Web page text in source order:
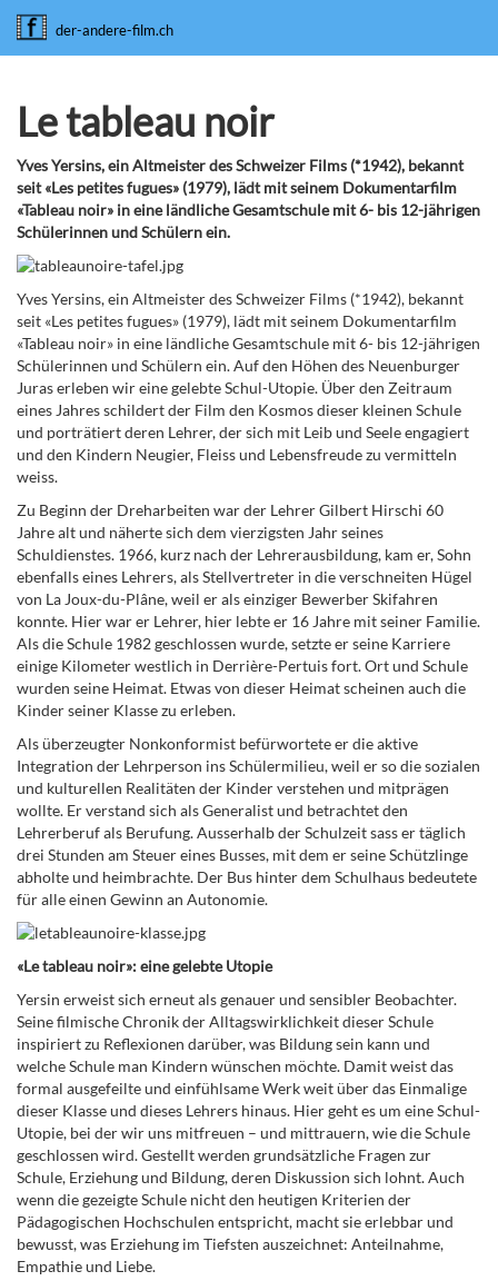
der-andere-film.ch
Le tableau noir
Yves Yersins, ein Altmeister des Schweizer Films (*1942), bekannt
seit «Les petites fugues» (1979), lädt mit seinem Dokumentarfilm
«Tableau noir» in eine ländliche Gesamtschule mit 6- bis 12-jährigen
Schülerinnen und Schülern ein.
Yves Yersins, ein Altmeister des Schweizer Films (*1942), bekannt
seit «Les petites fugues» (1979), lädt mit seinem Dokumentarfilm
«Tableau noir» in eine ländliche Gesamtschule mit 6- bis 12-jährigen
Schülerinnen und Schülern ein. Auf den Höhen des Neuenburger
Juras erleben wir eine gelebte Schul-Utopie. Über den Zeitraum
eines Jahres schildert der Film den Kosmos dieser kleinen Schule
und porträtiert deren Lehrer, der sich mit Leib und Seele engagiert
und den Kindern Neugier, Fleiss und Lebensfreude zu vermitteln
weiss.
Zu Beginn der Dreharbeiten war der Lehrer Gilbert Hirschi 60
Jahre alt und näherte sich dem vierzigsten Jahr seines
Schuldienstes. 1966, kurz nach der Lehrerausbildung, kam er, Sohn
ebenfalls eines Lehrers, als Stellvertreter in die verschneiten Hügel
von La Joux-du-Plâne, weil er als einziger Bewerber Skifahren
konnte. Hier war er Lehrer, hier lebte er 16 Jahre mit seiner Familie.
Als die Schule 1982 geschlossen wurde, setzte er seine Karriere
einige Kilometer westlich in Derrière-Pertuis fort. Ort und Schule
wurden seine Heimat. Etwas von dieser Heimat scheinen auch die
Kinder seiner Klasse zu erleben.
Als überzeugter Nonkonformist befürwortete er die aktive
Integration der Lehrperson ins Schülermilieu, weil er so die sozialen
und kulturellen Realitäten der Kinder verstehen und mitprägen
wollte. Er verstand sich als Generalist und betrachtet den
Lehrerberuf als Berufung. Ausserhalb der Schulzeit sass er täglich
drei Stunden am Steuer eines Busses, mit dem er seine Schützlinge
abholte und heimbrachte. Der Bus hinter dem Schulhaus bedeutete
für alle einen Gewinn an Autonomie.
«Le tableau noir»: eine gelebte Utopie
Yersin erweist sich erneut als genauer und sensibler Beobachter.
Seine filmische Chronik der Alltagswirklichkeit dieser Schule
inspiriert zu Reflexionen darüber, was Bildung sein kann und
welche Schule man Kindern wünschen möchte. Damit weist das
formal ausgefeilte und einfühlsame Werk weit über das Einmalige
dieser Klasse und dieses Lehrers hinaus. Hier geht es um eine Schul-
Utopie, bei der wir uns mitfreuen – und mittrauern, wie die Schule
geschlossen wird. Gestellt werden grundsätzliche Fragen zur
Schule, Erziehung und Bildung, deren Diskussion sich lohnt. Auch
wenn die gezeigte Schule nicht den heutigen Kriterien der
Pädagogischen Hochschulen entspricht, macht sie erlebbar und
bewusst, was Erziehung im Tiefsten auszeichnet: Anteilnahme,
Empathie und Liebe.